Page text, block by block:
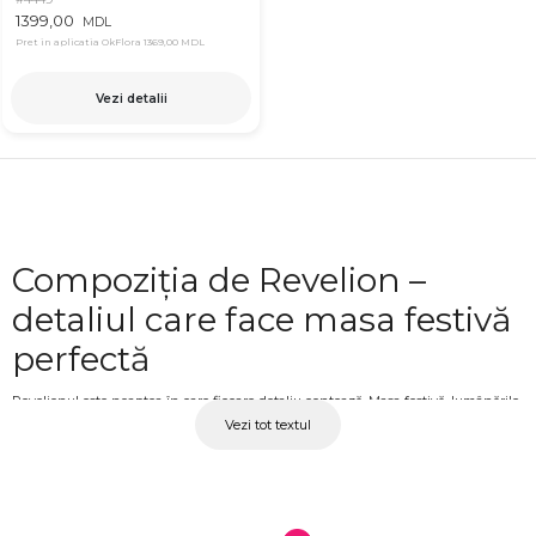
1399,00 MDL
Pret in aplicatia OkFlora 1369,00 MDL
Vezi detalii
Compoziția de Revelion –
detaliul care face masa festivă
perfectă
Revelionul este noaptea în care fiecare detaliu contează. Masa festivă, lumânările
aprinse și o compoziție florală bine aleasă creează împreună o atmosferă caldă,
găsești compoziții florale pentru masa de Revelion, în diverse stiluri și
Vezi tot textul